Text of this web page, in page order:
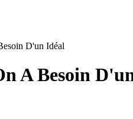
D'un Idéal
A Besoin